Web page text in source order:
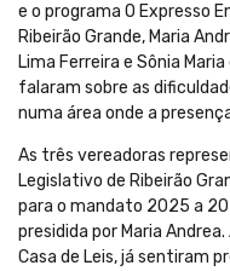
e o programa O Expresso
Ribeirão Grande, Maria
Lima Ferreira e Sônia
falaram sobre as
numa área onde a
As três vereadoras
Legislativo de Ribeirão
para o mandato 2025 a
presidida por Maria
Casa de Leis, já sentiram